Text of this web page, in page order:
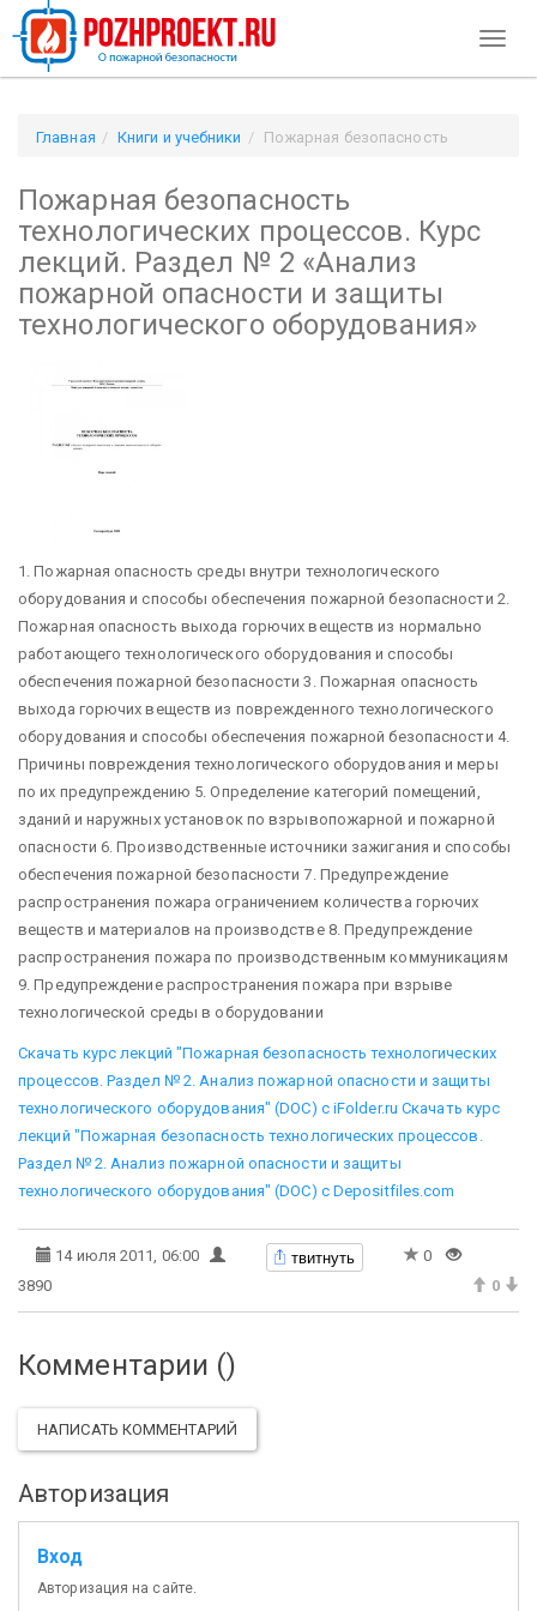
Главная Книги и учебники
Пожарная безопасность
«Анализ пожарной опасности и защиты технологического
оборудования»
Пожарная безопасность
технологических процессов. Курс
лекций. Раздел № 2 «Анализ
пожарной опасности и защиты
технологического оборудования»
1. Пожарная опасность среды внутри технологического
оборудования и способы обеспечения пожарной безопасности 2.
Пожарная опасность выхода горючих веществ из нормально
работающего технологического оборудования и способы
обеспечения пожарной безопасности 3. Пожарная опасность
выхода горючих веществ из поврежденного технологического
оборудования и способы обеспечения пожарной безопасности 4.
Причины повреждения технологического оборудования и меры
по их предупреждению 5. Определение категорий помещений,
зданий и наружных установок по взрывопожарной и пожарной
опасности 6. Производственные источники зажигания и способы
обеспечения пожарной безопасности 7. Предупреждение
распространения пожара ограничением количества горючих
веществ и материалов на производстве 8. Предупреждение
распространения пожара по производственным коммуникациям
9. Предупреждение распространения пожара при взрыве
технологической среды в оборудовании
Скачать курс лекций "Пожарная безопасность технологических
процессов. Раздел № 2. Анализ пожарной опасности и защиты
технологического оборудования" (DOC) с iFolder.ru Скачать курс
лекций "Пожарная безопасность технологических процессов.
Раздел № 2. Анализ пожарной опасности и защиты
технологического оборудования" (DOC) с Depositfiles.com
14 июля 2011, 06:00 твитнуть
0
3890
0
Комментарии ()
НАПИСАТЬ КОММЕНТАРИЙ
Авторизация
Вход
Авторизация на сайте.